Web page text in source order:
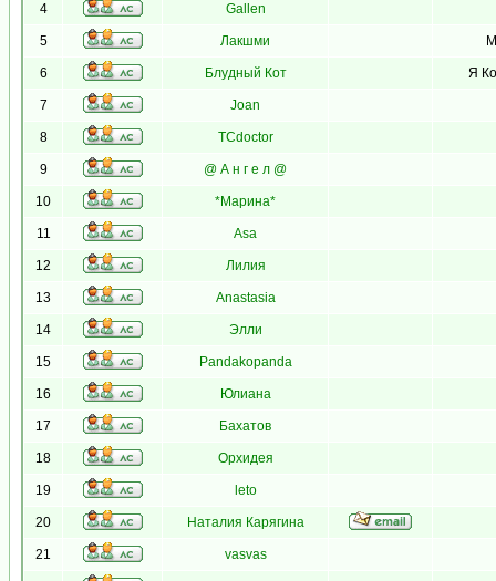
4 Gallen
5 Лакшми
6 Блудный Кот Я
7 Joan
8 TCdoctor
9 @ А н г е л @
10 *Марина*
11 Asa
12 Лилия
13 Anastasia
14 Элли
15 Pandakopanda
16 Юлиана
17 Бахатов
18 Орхидея
19 leto
20 Наталия Карягина
21 vasvas